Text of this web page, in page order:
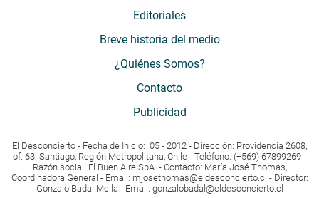
Editoriales
Breve historia del medio
¿Quiénes Somos?
Contacto
Publicidad
El Desconcierto - Fecha de Inicio: 05 - 2012 - Dirección: Providencia 2608,
of. 63. Santiago, Región Metropolitana, Chile - Teléfono: (+569) 67899269 -
Razón social: El Buen Aire SpA. - Contacto: María José Thomas,
Coordinadora General - Email: mjosethomas@eldesconcierto.cl - Director:
Gonzalo Badal Mella - Email: gonzalobadal@eldesconcierto.cl